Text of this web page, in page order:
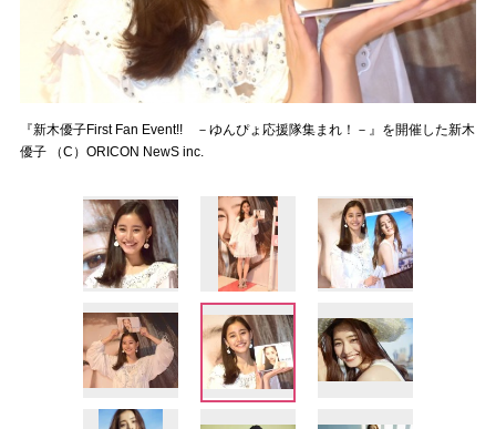
『新木優子First Fan Event!! －ゆんぴょ応援隊集まれ！－』を開催した新木
優子 （C）ORICON NewS inc.